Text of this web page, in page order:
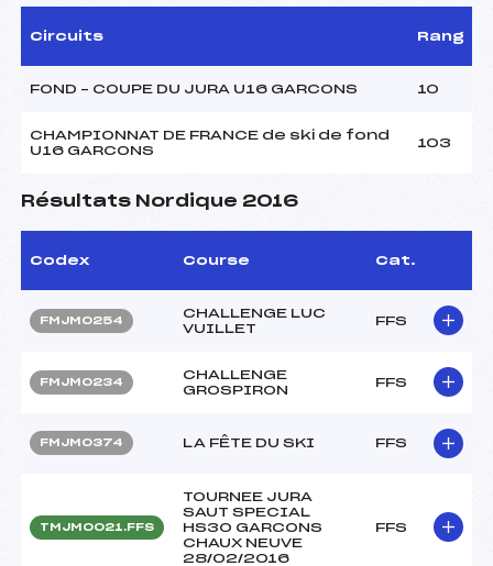
Circuits Rang
FOND – COUPE DU JURA U16 GARCONS 10
CHAMPIONNAT DE FRANCE de ski de fond
U16 GARCONS
103
Résultats Nordique 2016
Codex Course Cat.
FMJM0254
CHALLENGE LUC
VUILLET
FFS
FMJM0234
CHALLENGE
GROSPIRON
FFS
FMJM0374 LA FÊTE DU SKI FFS
TMJM0021.FFS
TOURNEE JURA
SAUT SPECIAL
HS30 GARCONS
CHAUX NEUVE
28/02/2016
FFS